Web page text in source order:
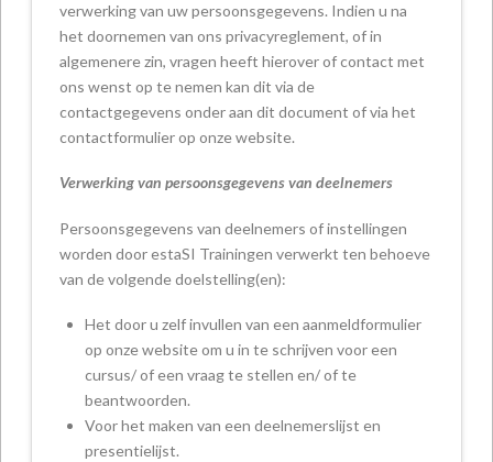
verwerking van uw persoonsgegevens. Indien u na
het doornemen van ons privacyreglement, of in
algemenere zin, vragen heeft hierover of contact met
ons wenst op te nemen kan dit via de
contactgegevens onder aan dit document of via het
contactformulier op onze website.
Verwerking van persoonsgegevens van deelnemers
Persoonsgegevens van deelnemers of instellingen
worden door estaSI Trainingen verwerkt ten behoeve
van de volgende doelstelling(en):
Het door u zelf invullen van een aanmeldformulier
op onze website om u in te schrijven voor een
cursus/ of een vraag te stellen en/ of te
beantwoorden.
Voor het maken van een deelnemerslijst en
presentielijst.